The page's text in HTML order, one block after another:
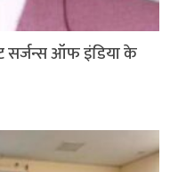
सर्जन्स ऑफ इंडिया के